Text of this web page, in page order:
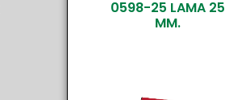
0598-25 LAMA 25
MM.